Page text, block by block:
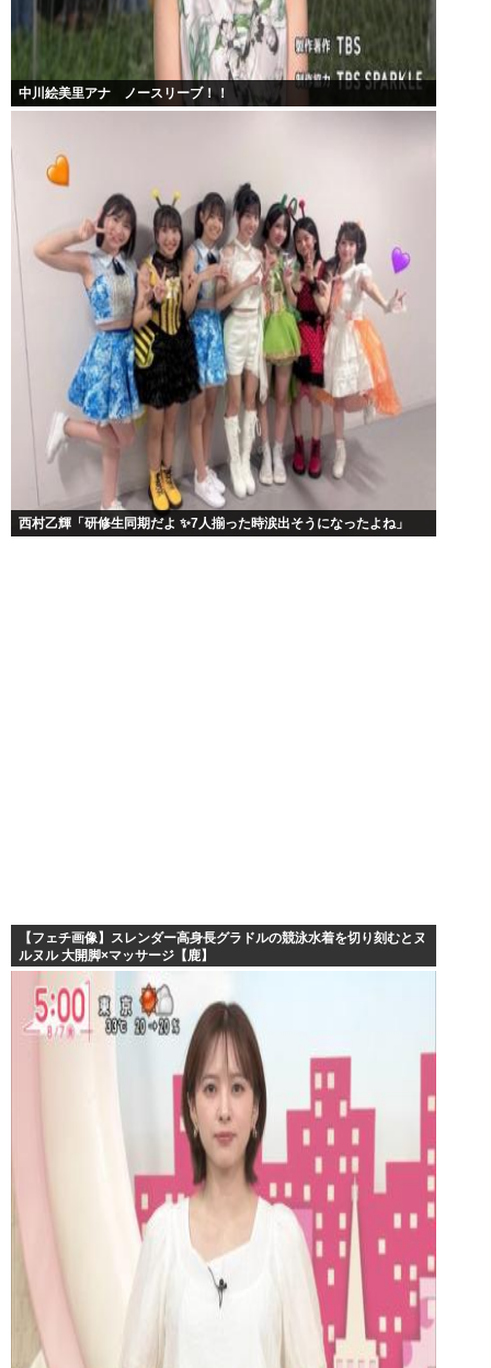
中川絵美里アナ ノースリーブ！！
西村乙輝「研修生同期だよ ✨7人揃った時涙出そうになったよね」
【フェチ画像】スレンダー高身長グラドルの競泳水着を切り刻むとヌ
ルヌル 大開脚×マッサージ【鹿】